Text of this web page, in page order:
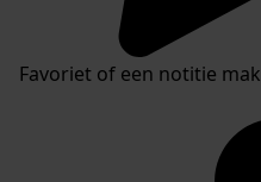
Favoriet of een notitie